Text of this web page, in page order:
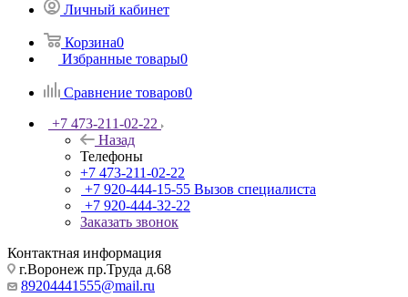
Личный кабинет
Корзина0
Избранные товары0
Сравнение товаров0
+7 473-211-02-22
Назад
Телефоны
+7 473-211-02-22
+7 920-444-15-55 Вызов специалиста
+7 920-444-32-22
Заказать звонок
Контактная информация
г.Воронеж пр.Труда д.68
89204441555@mail.ru